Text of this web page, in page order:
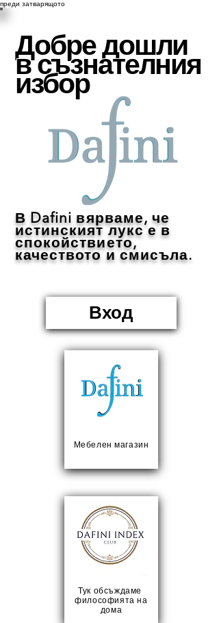
преди затварящото
Добре дошли
в съзнателния
избор
В Dafini вярваме, че
истинският лукс е в
спокойствието,
качеството и смисъла.
Вход
Мебелен магазин
Тук обсъждаме
философията на
дома